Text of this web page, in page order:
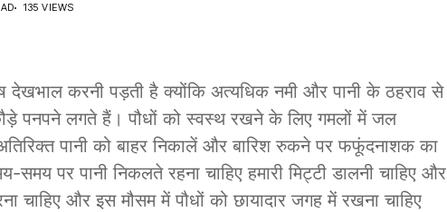
135 VIEWS
देखभाल करनी पड़ती है क्योंकि अत्यधिक नमी और पानी के ठहराव से
पनपने लगते हैं। पौधों को स्वस्थ रखने के लिए गमलों में जल
पानी को बाहर निकालें और बारिश रुकने पर फफूंदनाशक का
पर पानी निकलते रहना चाहिए हमारी मिट्टी डालनी चाहिए और
चाहिए और इस मौसम में पौधों को छायादार जगह में रखना चाहिए